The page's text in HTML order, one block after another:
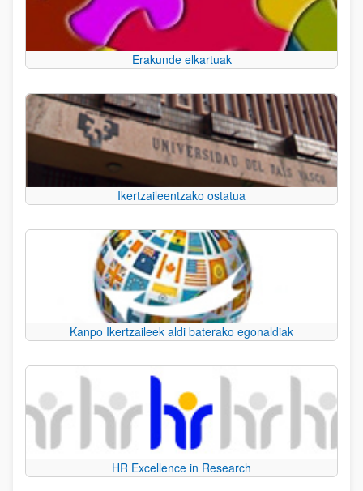
Erakunde elkartuak
Ikertzaileentzako ostatua
Kanpo Ikertzaileek aldi baterako egonaldiak
HR Excellence in Research